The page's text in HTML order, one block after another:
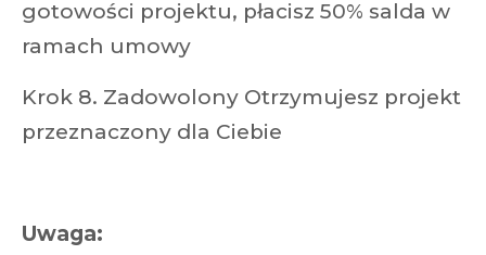
gotowości projektu, płacisz 50% salda w
ramach umowy
Krok 8. Zadowolony Otrzymujesz projekt
przeznaczony dla Ciebie
Uwaga: